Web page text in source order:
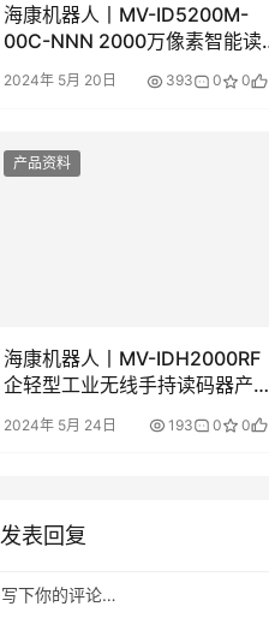
海康机器人丨MV-ID5200M-
00C-NNN 2000万像素智能读
码器产品彩页/用户手册下载
2024年 5月 20日 393 0 0
产品资料
海康机器人丨MV-IDH2000RF
企轻型工业无线手持读码器产品
彩页/用户手册下载
2024年 5月 24日 193 0 0
发表回复